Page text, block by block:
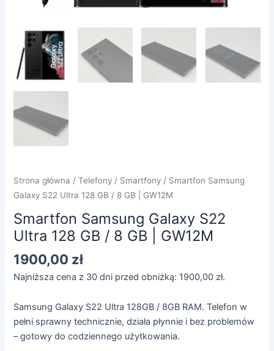
Strona główna /Telefony / Smartfony / Smartfon Samsung
Galaxy S22 Ultra 128 GB / 8 GB | GW12M
Smartfon Samsung Galaxy S22
Ultra 128 GB / 8 GB | GW12M
1900,00 zł
Najniższa cena z 30 dni przed obniżką: 1900,00zł.
Samsung Galaxy S22 Ultra 128GB / 8GB RAM. Telefon w
pełni sprawny technicznie, działa płynnie i bez problemów
– gotowy do codziennego użytkowania.